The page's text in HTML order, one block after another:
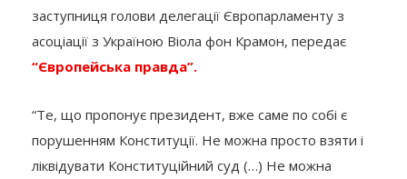
заступниця голови делегації Європарламенту з
асоціації з Україною Віола фон Крамон, передає
“Європейська правда”.
“Те, що пропонує президент, вже саме по собі є
порушенням Конституції. Не можна просто взяти і
ліквідувати Конституційний суд (…) Не можна